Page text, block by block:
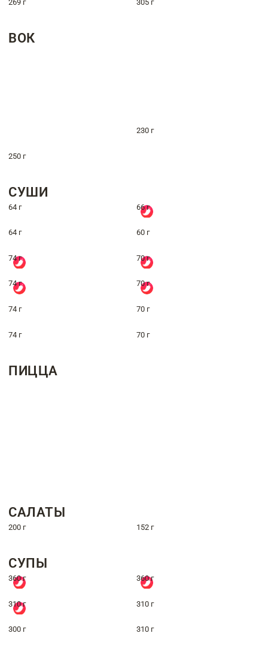
269 г 305 г
ВОК
230 г
250 г
СУШИ
64 г 66 г
64 г 60 г
74 г 70 г
74 г 70 г
74 г 70 г
74 г 70 г
ПИЦЦА
САЛАТЫ
200 г 152 г
СУПЫ
360 г 360 г
310 г 310 г
300 г 310 г